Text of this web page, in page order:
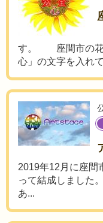
す。 座間市の花
心」の文字を入れ
2019年12月に座間
って結成しました
あ...